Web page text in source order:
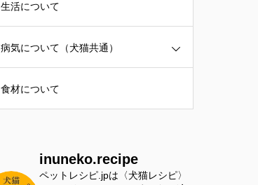
生活について
病気について（犬猫共通）
食材について
inuneko.recipe
ペットレシピ.jpは〈犬猫レシピ〉